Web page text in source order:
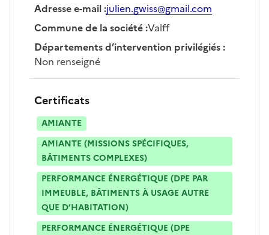
Adresse e-mail:julien.gwiss@gmail.com
Commune de la société:Valff
Départements d’intervention privilégiés:
Non renseigné
Certificats
AMIANTE
AMIANTE (MISSIONS SPÉCIFIQUES,
BÂTIMENTS COMPLEXES)
PERFORMANCE ÉNERGÉTIQUE (DPE PAR
IMMEUBLE, BÂTIMENTS À USAGE AUTRE
QUE D’HABITATION)
PERFORMANCE ÉNERGÉTIQUE (DPE